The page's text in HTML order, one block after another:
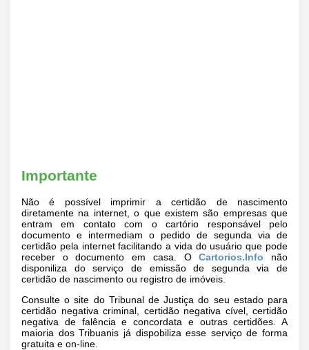
Importante
Não é possível imprimir a certidão de nascimento
diretamente na internet, o que existem são empresas que
entram em contato com o cartório responsável pelo
documento e intermediam o pedido de segunda via de
certidão pela internet facilitando a vida do usuário que pode
receber o documento em casa. OCartorios.Info não
disponiliza do serviço de emissão de segunda via de
certidão de nascimento ou registro de imóveis.
Consulte o site do Tribunal de Justiça do seu estado para
certidão negativa criminal, certidão negativa cível, certidão
negativa de falência e concordata e outras certidões. A
maioria dos Tribuanis já dispobiliza esse serviço de forma
gratuita e on-line.